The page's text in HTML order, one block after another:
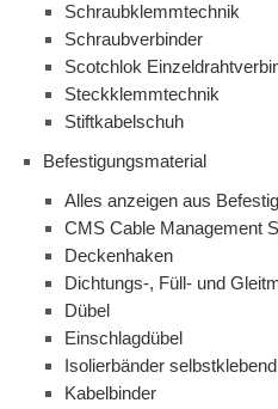
Schraubklemmtechnik
Schraubverbinder
Scotchlok
Steckklemmtechnik
Stiftkabelschuh
Befestigungsmaterial
Alles anzeigen aus
CMS Cable Management
Deckenhaken
Dichtungs-, Füll- und
Dübel
Einschlagdübel
Isolierbänder selbstklebend
Kabelbinder